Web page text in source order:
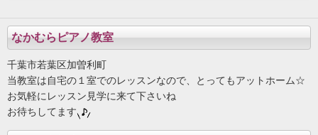
なかむらピアノ教室
千葉市若葉区加曽利町
当教室は自宅の１室でのレッスンなので、とってもアットホーム☆
お気軽にレッスン見学に来て下さいね
お待ちしてます